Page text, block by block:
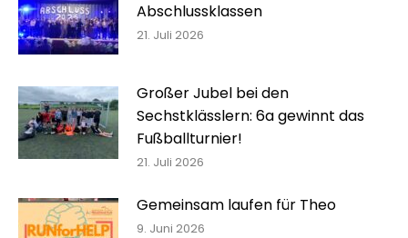
Abschlussklassen
21. Juli 2026
Großer Jubel bei den
Sechstklässlern: 6a gewinnt das
Fußballturnier!
21. Juli 2026
Gemeinsam laufen für Theo
9. Juni 2026